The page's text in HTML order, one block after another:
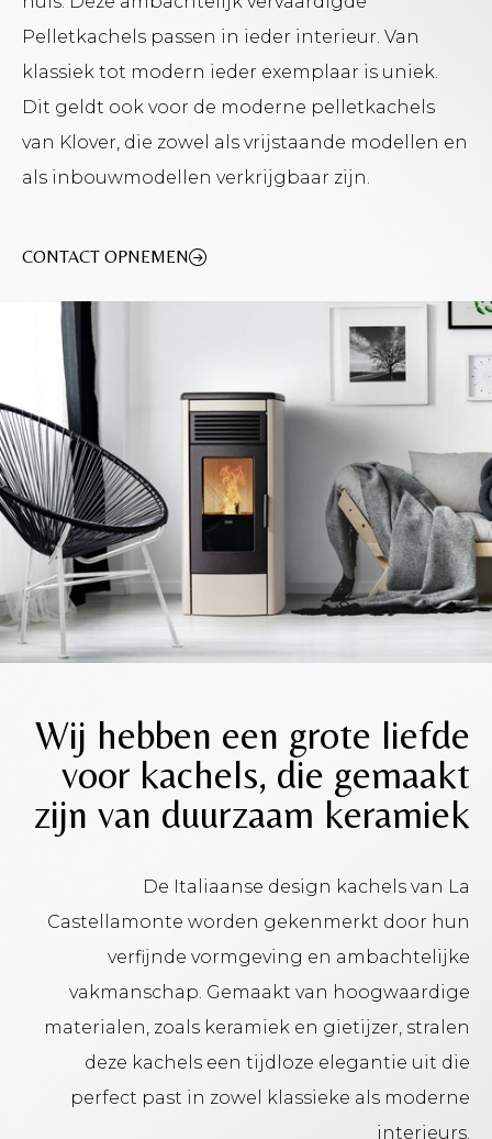
Pelletkachels passen in ieder interieur. Van
klassiek tot modern ieder exemplaar is uniek.
Dit geldt ook voor de moderne pelletkachels
van Klover, die zowel als vrijstaande modellen en
als inbouwmodellen verkrijgbaar zijn.
CONTACT OPNEMEN
Wij hebben een grote liefde
voor kachels, die gemaakt
zijn van duurzaam keramiek
De Italiaanse design kachels van La
Castellamonte worden gekenmerkt door hun
verfijnde vormgeving en ambachtelijke
vakmanschap. Gemaakt van hoogwaardige
materialen, zoals keramiek en gietijzer, stralen
deze kachels een tijdloze elegantie uit die
perfect past in zowel klassieke als moderne
interieurs.